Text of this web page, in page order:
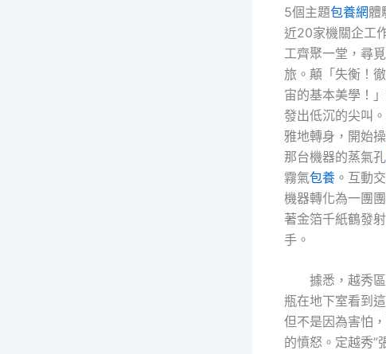
5個主題包養網體
近20家機關企工
工齊聚一堂，尋
旅。顛「失衡！
宙的基本美學！
發出低沉的尖叫
雅地轉身，開始
那台機器的蒸氣孔
霧氣包養 。互動
機器轉化為一團
著金箔千紙鶴發
手。
據悉，越秀
瓶在地下室看到
但不是因為害怕
的憤怒。定越秀”